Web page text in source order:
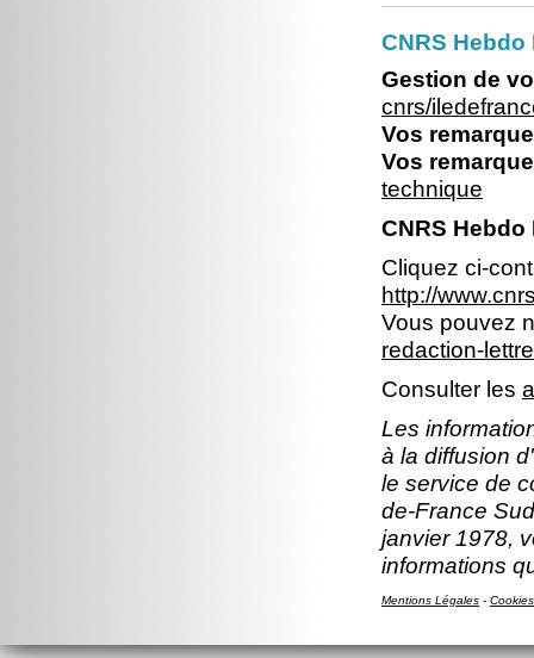
CNRS Hebdo
Gestion de
cnrs/
Vos
Vos
technique
CNRS Hebdo
Cliquez ci-
http://
Vous pouvez
redaction-
Consulter les
Les
à la diffusion
le service de
de-France
janvier 1978,
informations
Mentions Légales - Cookies